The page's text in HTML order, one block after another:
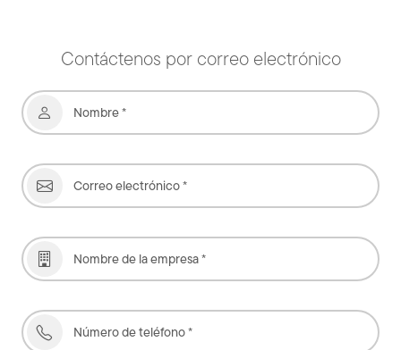
Contáctenos por correo electrónico